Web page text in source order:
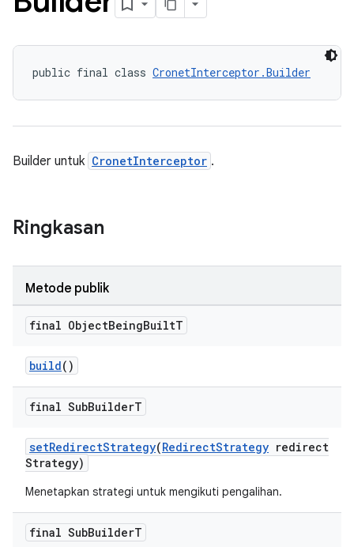
public final class CronetInterceptor.Builder
Builder untuk CronetInterceptor .
Ringkasan
Metode publik
final ObjectBeingBuiltT
build()
final SubBuilderT
setRedirectStrategy(RedirectStrategy redirect
Strategy)
Menetapkan strategi untuk mengikuti pengalihan.
final SubBuilderT